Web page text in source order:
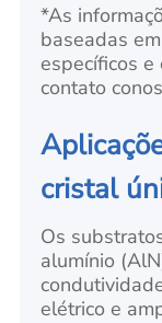
*As
baseadas
específicos
contato
cristal
Os
alumínio
elétrico e